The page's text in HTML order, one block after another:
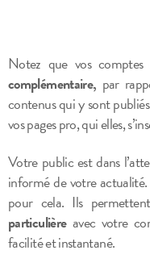
Notez que vos
complémentaire, par
contenus qui y sont
vos pages pro, qui elles,
Votre public est dans
informé de votre actualité.
pour cela. Ils
particulière avec votre
facilité et instantané.